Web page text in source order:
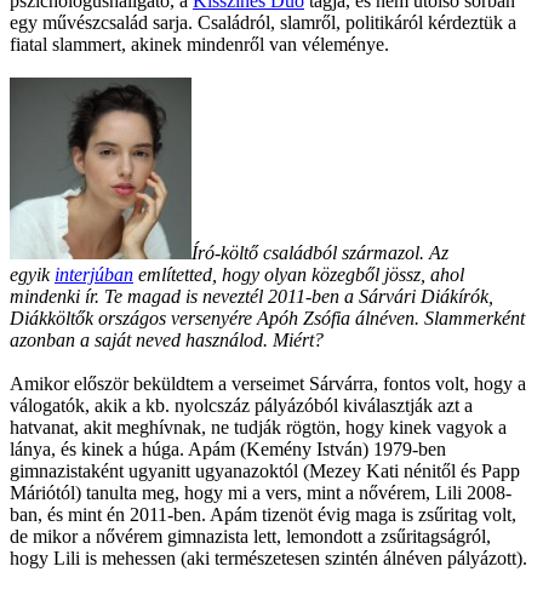
egy művészcsalád sarja. Családról, slamről, politikáról kérdeztük a
fiatal slammert, akinek mindenről van véleménye.
Író-költő családból származol. Az
egyik interjúban említetted, hogy olyan közegből jössz, ahol
mindenki ír. Te magad is neveztél 2011-ben a Sárvári Diákírók,
Diákköltők országos versenyére Apóh Zsófia álnéven. Slammerként
azonban a saját neved használod. Miért?
Amikor először beküldtem a verseimet Sárvárra, fontos volt, hogy a
válogatók, akik a kb. nyolcszáz pályázóból kiválasztják azt a
hatvanat, akit meghívnak, ne tudják rögtön, hogy kinek vagyok a
lánya, és kinek a húga. Apám (Kemény István) 1979-ben
gimnazistaként ugyanitt ugyanazoktól (Mezey Kati nénitől és Papp
Máriótól) tanulta meg, hogy mi a vers, mint a nővérem, Lili 2008-
ban, és mint én 2011-ben. Apám tizenöt évig maga is zsűritag volt,
de mikor a nővérem gimnazista lett, lemondott a zsűritagságról,
hogy Lili is mehessen (aki természetesen szintén álnéven pályázott).